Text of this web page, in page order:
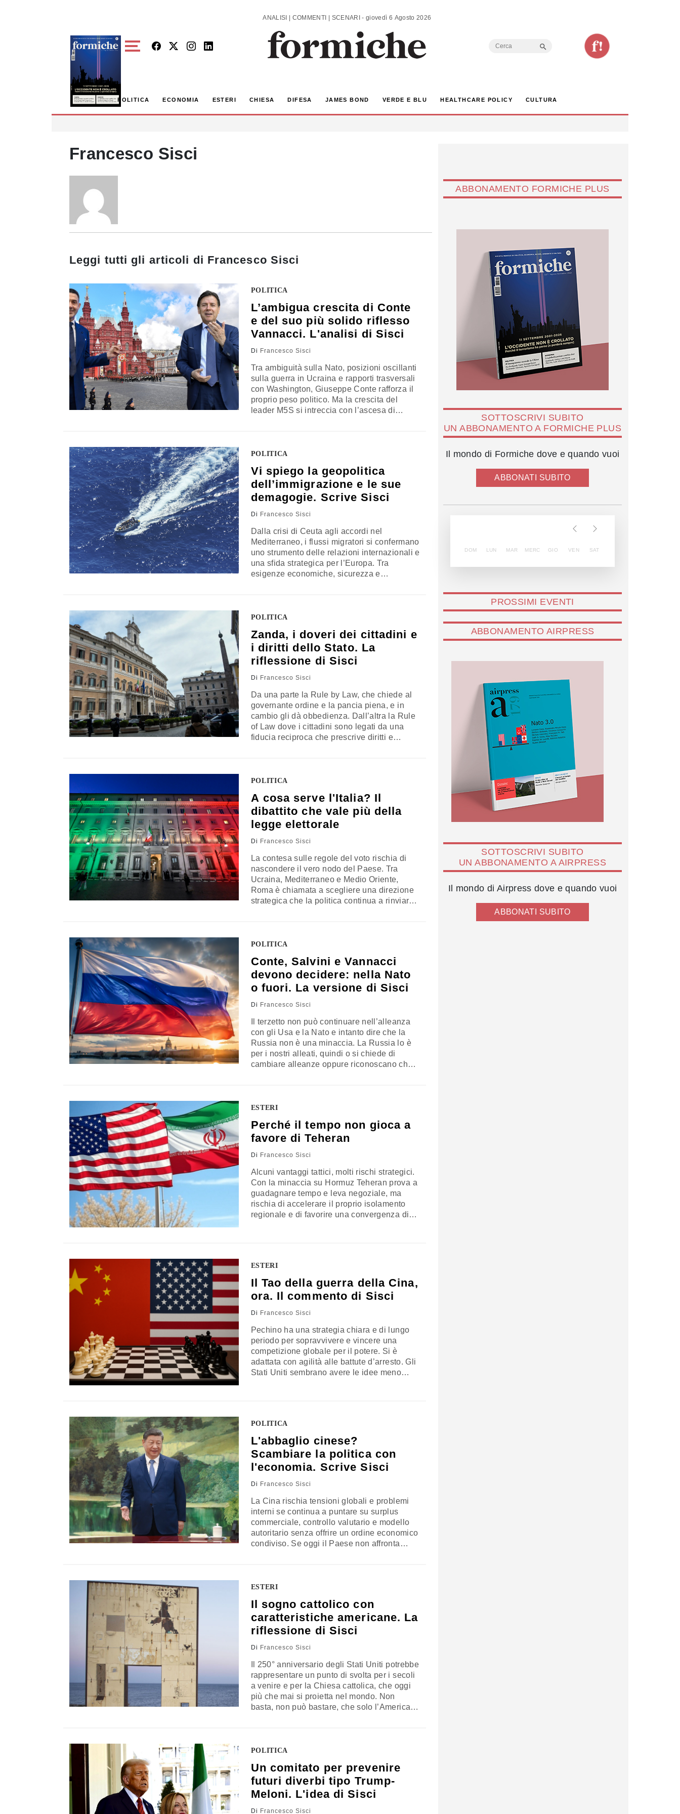
ANALISI | COMMENTI | SCENARI - giovedì 6 Agosto 2026
Search
POLITICA ECONOMIA ESTERI CHIESA DIFESA JAMES BOND VERDE E BLU HEALTHCARE POLICY CULTURA
Francesco Sisci
Leggi tutti gli articoli di Francesco Sisci
POLITICA
L’ambigua crescita di Conte
e del suo più solido riflesso
Vannacci. L'analisi di Sisci
Di Francesco Sisci
Tra ambiguità sulla Nato, posizioni oscillanti
sulla guerra in Ucraina e rapporti trasversali
con Washington, Giuseppe Conte rafforza il
proprio peso politico. Ma la crescita del
leader M5S si intreccia con l’ascesa di
POLITICA
Vi spiego la geopolitica
dell’immigrazione e le sue
demagogie. Scrive Sisci
Di Francesco Sisci
Dalla crisi di Ceuta agli accordi nel
Mediterraneo, i flussi migratori si confermano
uno strumento delle relazioni internazionali e
una sfida strategica per l’Europa. Tra
esigenze economiche, sicurezza e
POLITICA
Zanda, i doveri dei cittadini e
i diritti dello Stato. La
riflessione di Sisci
Di Francesco Sisci
Da una parte la Rule by Law, che chiede al
governante ordine e la pancia piena, e in
cambio gli dà obbedienza. Dall’altra la Rule
of Law dove i cittadini sono legati da una
fiducia reciproca che prescrive diritti e
Stato. Francesco Sisci spiega perché
POLITICA
A cosa serve l'Italia? Il
dibattito che vale più della
legge elettorale
Di Francesco Sisci
La contesa sulle regole del voto rischia di
nascondere il vero nodo del Paese. Tra
Ucraina, Mediterraneo e Medio Oriente,
Roma è chiamata a scegliere una direzione
strategica che la politica continua a rinviare.
POLITICA
Conte, Salvini e Vannacci
devono decidere: nella Nato
o fuori. La versione di Sisci
Di Francesco Sisci
Il terzetto non può continuare nell’alleanza
con gli Usa e la Nato e intanto dire che la
Russia non è una minaccia. La Russia lo è
per i nostri alleati, quindi o si chiede di
cambiare alleanze oppure riconoscano che
ESTERI
Perché il tempo non gioca a
favore di Teheran
Di Francesco Sisci
Alcuni vantaggi tattici, molti rischi strategici.
Con la minaccia su Hormuz Teheran prova a
guadagnare tempo e leva negoziale, ma
rischia di accelerare il proprio isolamento
regionale e di favorire una convergenza di
ESTERI
Il Tao della guerra della Cina,
ora. Il commento di Sisci
Di Francesco Sisci
Pechino ha una strategia chiara e di lungo
periodo per sopravvivere e vincere una
competizione globale per il potere. Si è
adattata con agilità alle battute d’arresto. Gli
Stati Uniti sembrano avere le idee meno
POLITICA
L'abbaglio cinese?
Scambiare la politica con
l'economia. Scrive Sisci
Di Francesco Sisci
La Cina rischia tensioni globali e problemi
interni se continua a puntare su surplus
commerciale, controllo valutario e modello
autoritario senza offrire un ordine economico
condiviso. Se oggi il Paese non affronta
perdere altri decenni. L’analisi di Francesco
ESTERI
Il sogno cattolico con
caratteristiche americane. La
riflessione di Sisci
Di Francesco Sisci
Il 250° anniversario degli Stati Uniti potrebbe
rappresentare un punto di svolta per i secoli
a venire e per la Chiesa cattolica, che oggi
più che mai si proietta nel mondo. Non
basta, non può bastare, che solo l’America
POLITICA
Un comitato per prevenire
futuri diverbi tipo Trump-
Meloni. L'idea di Sisci
Di Francesco Sisci
ABBONAMENTO FORMICHE PLUS
SOTTOSCRIVI SUBITO
UN ABBONAMENTO A FORMICHE PLUS
Il mondo di Formiche dove e quando vuoi
ABBONATI SUBITO
DOM LUN MAR MERC GIO VEN SAT
PROSSIMI EVENTI
ABBONAMENTO AIRPRESS
SOTTOSCRIVI SUBITO
UN ABBONAMENTO A AIRPRESS
Il mondo di Airpress dove e quando vuoi
ABBONATI SUBITO